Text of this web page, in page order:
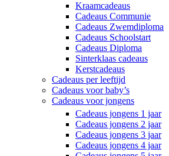
Kraamcadeaus
Cadeaus Communie
Cadeaus Zwemdiploma
Cadeaus Schoolstart
Cadeaus Diploma
Sinterklaas cadeaus
Kerstcadeaus
Cadeaus per leeftijd
Cadeaus voor baby’s
Cadeaus voor jongens
Cadeaus jongens 1 jaar
Cadeaus jongens 2 jaar
Cadeaus jongens 3 jaar
Cadeaus jongens 4 jaar